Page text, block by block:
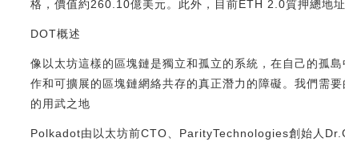
格，價值約260.10億美元。此外，目前ETH 2.0質押總
DOT概述
像以太坊這樣的區塊鏈是獨立和孤立的系統，在自己的孤
作和可擴展的區塊鏈網絡共存的真正潛力的障礙。我們需
的用武之地
Polkadot由以太坊前CTO、ParityTechnologies創始人